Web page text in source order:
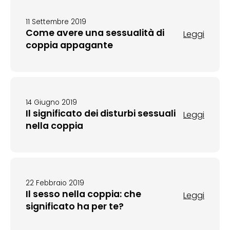
11 Settembre 2019
Come avere una sessualità di
coppia appagante
Leggi
14 Giugno 2019
Il significato dei disturbi sessuali
nella coppia
Leggi
22 Febbraio 2019
Il sesso nella coppia: che
significato ha per te?
Leggi